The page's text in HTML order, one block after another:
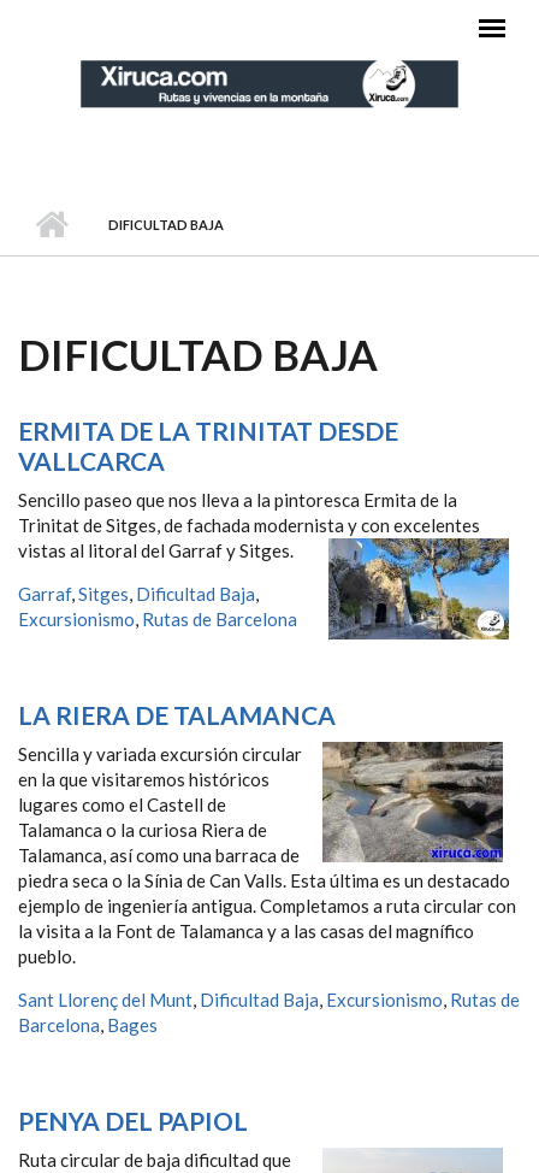
DIFICULTAD BAJA
DIFICULTAD BAJA
ERMITA DE LA TRINITAT DESDE
VALLCARCA
Sencillo paseo que nos lleva a la pintoresca Ermita de la
Trinitat de Sitges, de fachada modernista ycon excelentes
vistas al litoral del Garraf y Sitges.
Garraf,Sitges, Dificultad Baja,
Excursionismo, Rutas de Barcelona
LA RIERA DE TALAMANCA
Sencilla y variada excursión circular
en la que visitaremos históricos
lugares como el Castell de
Talamanca o la curiosa Riera de
Talamanca, así como una barraca de
piedra seca o la Sínia de Can Valls. Esta última es un destacado
ejemplo de ingeniería antigua. Completamos a ruta circular con
la visita a la Font de Talamanca y a las casas del magnífico
pueblo.
Sant Llorenç del Munt, Dificultad Baja, Excursionismo, Rutas de
Barcelona, Bages
PENYA DEL PAPIOL
Ruta circular de baja dificultad que